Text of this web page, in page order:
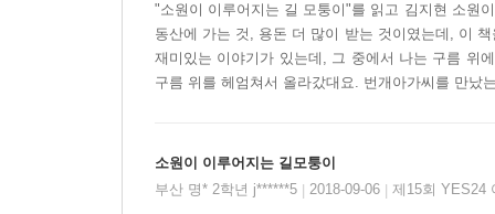
? 돌림 노래 같은 이야기와 부드럽고 동글동글한
일본의 각종 문학상을 휩쓴 글 작가 오카다 준은
않는 돌림 노래처럼 긴 여운을 남긴다. 여기에
"소원이 이루어지는 길 모퉁이"를 읽고 김지현 소원
동산에 가는 것, 용돈 더 많이 받는 것이였는데, 이
재미있는 이야기가 있는데, 그 중에서 나는 구름 위
구름 위를 헤엄쳐서 올라갔대요. 번개아가씨를 만
소원이 이루어지는 길모퉁이
부산 명* 2학년 j******5
2018-09-06 제15회 YES24